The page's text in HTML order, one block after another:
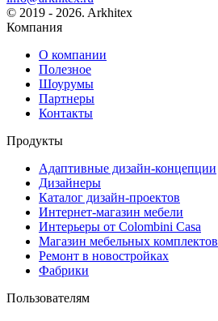
© 2019 - 2026. Arkhitex
Компания
О компании
Полезное
Шоурумы
Партнеры
Контакты
Продукты
Адаптивные дизайн-концепции
Дизайнеры
Каталог дизайн-проектов
Интернет-магазин мебели
Интерьеры от Colombini Casa
Магазин мебельных комплектов
Ремонт в новостройках
Фабрики
Пользователям